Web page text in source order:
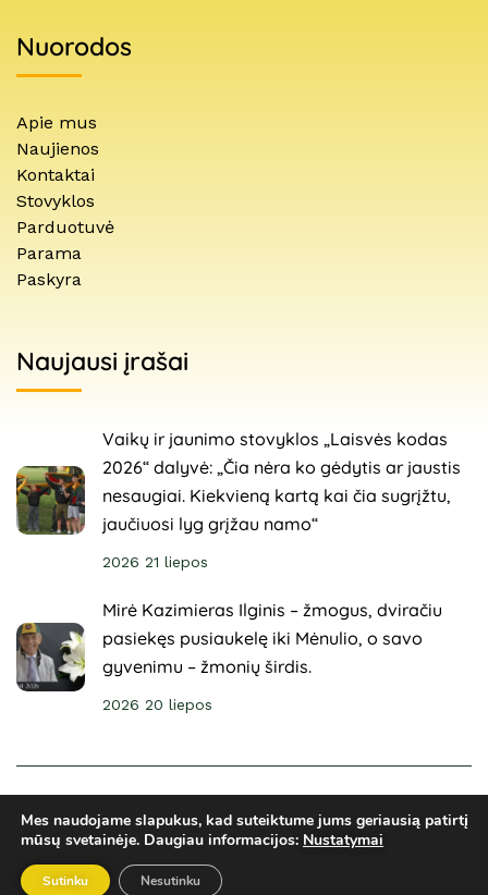
Nuorodos
Apie mus
Naujienos
Kontaktai
Stovyklos
Parduotuvė
Parama
Paskyra
Naujausi įrašai
Vaikų ir jaunimo stovyklos „Laisvės kodas
2026“ dalyvė: „Čia nėra ko gėdytis ar jaustis
nesaugiai. Kiekvieną kartą kai čia sugrįžtu,
jaučiuosi lyg grįžau namo“
2026 21 liepos
Mirė Kazimieras Ilginis – žmogus, dviračiu
pasiekęs pusiaukelę iki Mėnulio, o savo
gyvenimu – žmonių širdis.
2026 20 liepos
© 2025 Sveikuoliai. Visos teisės saugomos. Svetainė
sukurtaARCA4.lt
Privatumo politika El. parduotuvės taisyklės
Mes naudojame slapukus, kad suteiktume jums geriausią patirtį
mūsų svetainėje. Daugiau informacijos: Nustatymai
Sutinku Nesutinku